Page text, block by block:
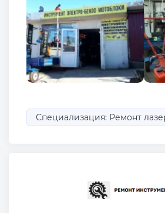
Специализация: Ремонт